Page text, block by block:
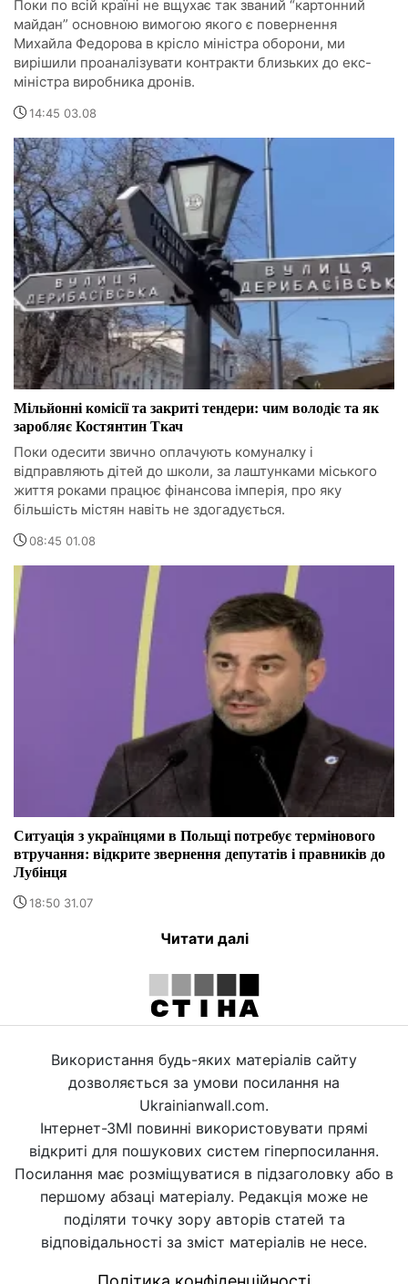
Поки по всій країні не вщухає так званий “картонний
майдан” основною вимогою якого є повернення
Михайла Федорова в крісло міністра оборони, ми
вирішили проаналізувати контракти близьких до екс-
міністра виробника дронів.
14:45 03.08
Мільйонні комісії та закриті тендери: чим володіє та як
заробляє Костянтин Ткач
Поки одесити звично оплачують комуналку і
відправляють дітей до школи, за лаштунками міського
життя роками працює фінансова імперія, про яку
більшість містян навіть не здогадується.
08:45 01.08
Ситуація з українцями в Польщі потребує термінового
втручання: відкрите звернення депутатів і правників до
Лубінця
18:50 31.07
Читати далі
Використання будь-яких матеріалів сайту
дозволяється за умови посилання на
Ukrainianwall.com.
Інтернет-ЗМІ повинні використовувати прямі
відкриті для пошукових систем гіперпосилання.
Посилання має розміщуватися в підзаголовку або в
першому абзаці матеріалу. Редакція може не
поділяти точку зору авторів статей та
відповідальності за зміст матеріалів не несе.